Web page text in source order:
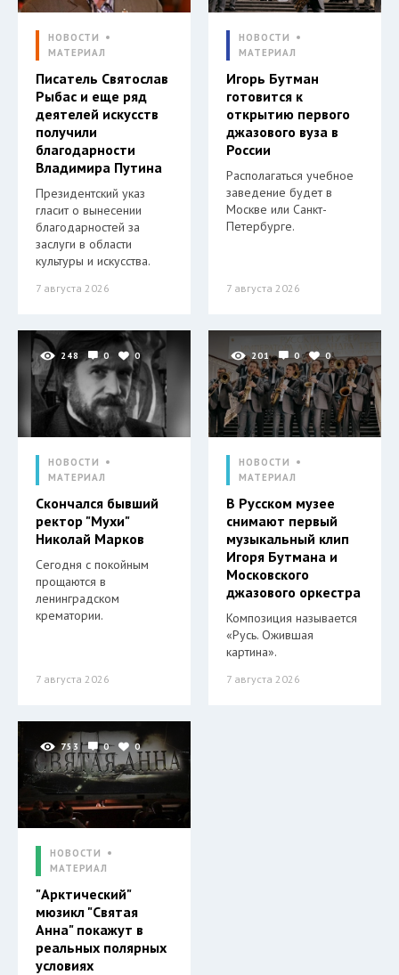
НОВОСТИ
МАТЕРИАЛ
Писатель Святослав
Рыбас и еще ряд
деятелей искусств
получили
благодарности
Владимира Путина
Президентский указ
гласит о вынесении
благодарностей за
заслуги в области
культуры и искусства.
7 августа 2026
НОВОСТИ
МАТЕРИАЛ
Игорь Бутман
готовится к
открытию первого
джазового вуза в
России
Располагаться учебное
заведение будет в
Москве или Санкт-
Петербурге.
7 августа 2026
248 0 0
НОВОСТИ
МАТЕРИАЛ
Скончался бывший
ректор "Мухи"
Николай Марков
Сегодня с покойным
прощаются в
ленинградском
крематории.
7 августа 2026
201 0 0
НОВОСТИ
МАТЕРИАЛ
В Русском музее
снимают первый
музыкальный клип
Игоря Бутмана и
Московского
джазового оркестра
Композиция называется
«Русь. Ожившая
картина».
7 августа 2026
753 0 0
НОВОСТИ
МАТЕРИАЛ
"Арктический"
мюзикл "Святая
Анна" покажут в
реальных полярных
условиях